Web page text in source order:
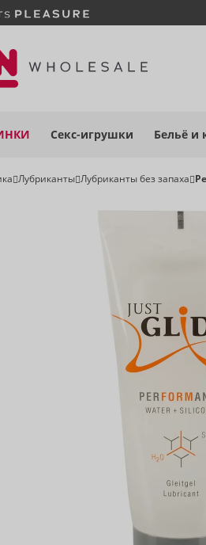
Секс-игрушки Бельё и
Лубриканты Лубриканты без запаха